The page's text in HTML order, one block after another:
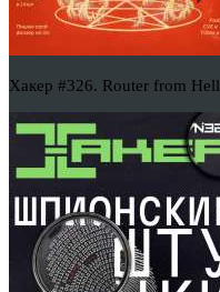
Хакер #326. Router from Hell